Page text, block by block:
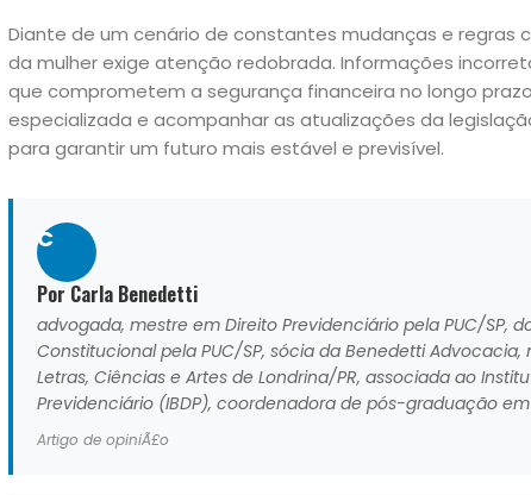
Notícias
Opinião
Pets
Receitas
Saúde
Qualidade
de
Diante de um cenário de constantes mudanças e regras
da mulher exige atenção redobrada. Informações
que comprometem a segurança financeira no longo
especializada e acompanhar as atualizações da
para garantir um futuro mais estável e previsível.
C
Por Carla Benedetti
advogada, mestre em Direito Previdenciário pela PUC/SP,
Constitucional pela PUC/SP, sócia da Benedetti
Letras, Ciências e Artes de Londrina/PR, associada ao
Previdenciário (IBDP), coordenadora de pós-graduação
Artigo de opiniÃ£o